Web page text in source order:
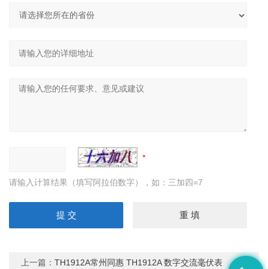
请输入计算结果（填写阿拉伯数字），如：三加四=7
上一篇：TH1912A常州同惠 TH1912A 数字交流毫伏表